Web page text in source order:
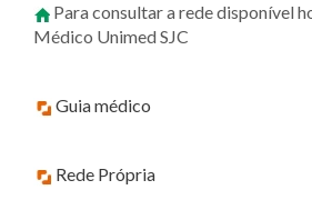
Para consultar a rede disponível
Médico Unimed SJC
Guia médico
Rede Própria